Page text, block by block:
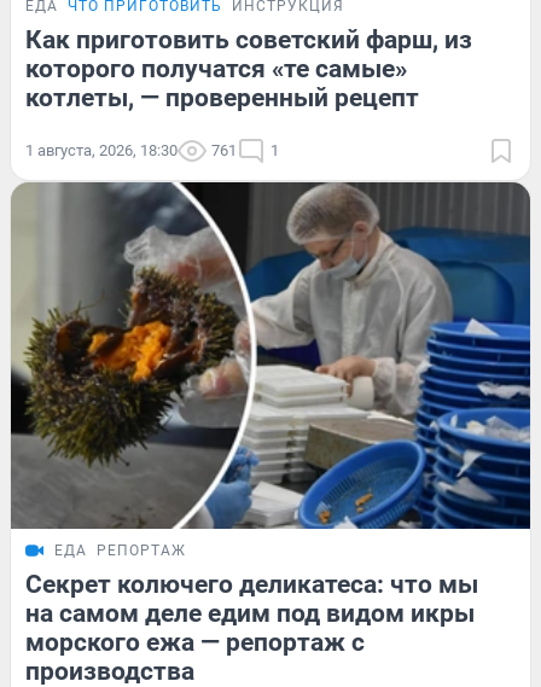
ЕДА ЧТО ПРИГОТОВИТЬ ИНСТРУКЦИЯ
Как приготовить советский фарш, из
которого получатся «те самые»
котлеты, — проверенный рецепт
1 августа, 2026, 18:30 761 1
ЕДА РЕПОРТАЖ
Секрет колючего деликатеса: что мы
на самом деле едим под видом икры
морского ежа — репортаж с
производства